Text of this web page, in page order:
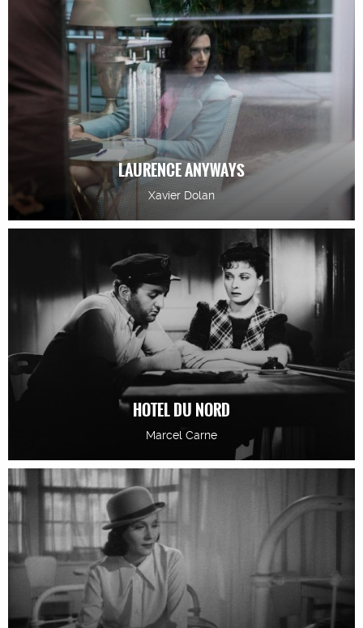
LAURENCE ANYWAYS
Xavier Dolan
HOTEL DU NORD
Marcel Carne